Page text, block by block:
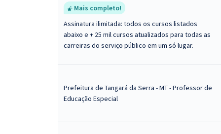
Mais completo!
Assinatura ilimitada: todos os cursos listados
abaixo e + 25 mil cursos atualizados para todas as
carreiras do serviço público em um só lugar.
Prefeitura de Tangará da Serra - MT - Professor de
Educação Especial